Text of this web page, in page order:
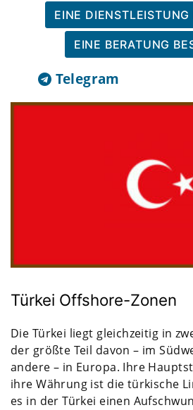
EINE DIENSTLEISTUNG
EINE BERATUNG
Telegram
Türkei Offshore-Zonen
Die Türkei liegt gleichzeitig in
der größte Teil davon – im
andere – in Europa. Ihre
ihre Währung ist die türkische
es in der Türkei einen